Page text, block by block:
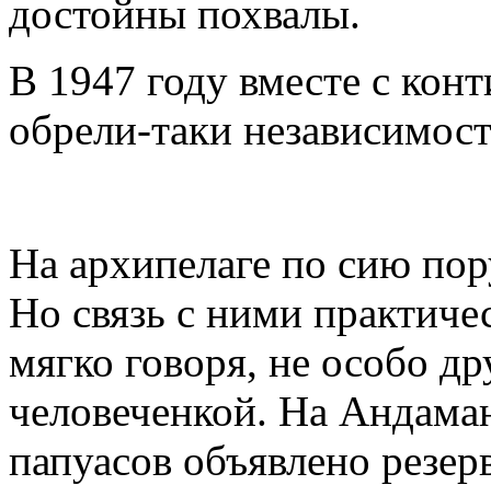
достойны похвалы.
В 1947 году вместе с
обрели-таки
На архипелаге по сию
Но связь с ними
мягко говоря, не особо
человеченкой. На
папуасов объявлено